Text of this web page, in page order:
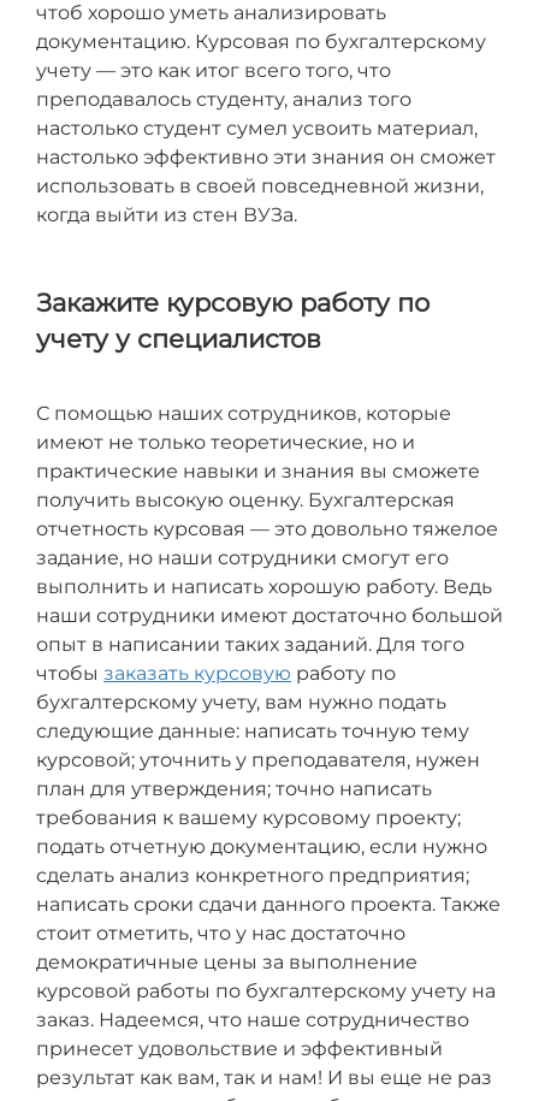
чтоб хорошо уметь анализировать
документацию. Курсовая по бухгалтерскому
учету — это как итог всего того, что
преподавалось студенту, анализ того
настолько студент сумел усвоить материал,
настолько эффективно эти знания он сможет
использовать в своей повседневной жизни,
когда выйти из стен ВУЗа.
Закажите курсовую работу по
учету у специалистов
С помощью наших сотрудников, которые
имеют не только теоретические, но и
практические навыки и знания вы сможете
получить высокую оценку. Бухгалтерская
отчетность курсовая — это довольно тяжелое
задание, но наши сотрудники смогут его
выполнить и написать хорошую работу. Ведь
наши сотрудники имеют достаточно большой
опыт в написании таких заданий. Для того
чтобы заказать курсовую работу по
бухгалтерскому учету, вам нужно подать
следующие данные: написать точную тему
курсовой; уточнить у преподавателя, нужен
план для утверждения; точно написать
требования к вашему курсовому проекту;
подать отчетную документацию, если нужно
сделать анализ конкретного предприятия;
написать сроки сдачи данного проекта. Также
стоит отметить, что у нас достаточно
демократичные цены за выполнение
курсовой работы по бухгалтерскому учету на
заказ. Надеемся, что наше сотрудничество
принесет удовольствие и эффективный
результат как вам, так и нам! И вы еще не раз